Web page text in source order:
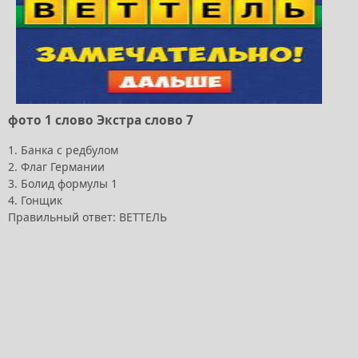
фото 1 слово Экстра слово 7
1. Банка с редбулом
2. Флаг Германии
3. Болид формулы 1
4. Гонщик
Правильный ответ: ВЕТТЕЛЬ